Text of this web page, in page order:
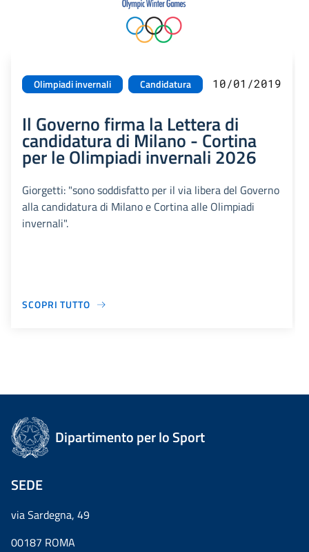
Olimpiadi invernali Candidatura 10/01/2019
Il Governo firma la Lettera di
candidatura di Milano - Cortina
per le Olimpiadi invernali 2026
Giorgetti: "sono soddisfatto per il via libera del Governo
alla candidatura di Milano e Cortina alle Olimpiadi
invernali".
SCOPRI TUTTO
Dipartimento per lo Sport
SEDE
via Sardegna, 49
00187 ROMA